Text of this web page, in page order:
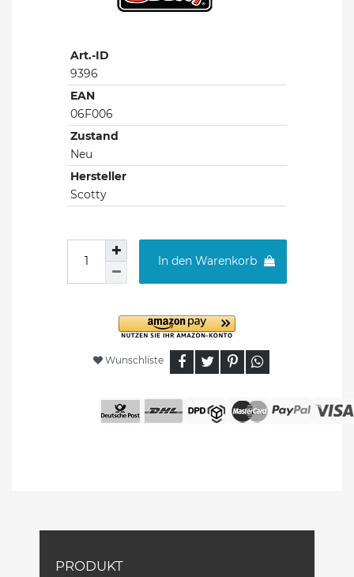
Art.-ID
9396
EAN
06F006
Zustand
Neu
Hersteller
Scotty
In den Warenkorb
Wunschliste
PRODUKT